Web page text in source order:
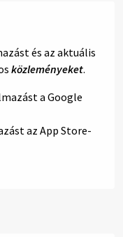
és az aktuális
közleményeket.